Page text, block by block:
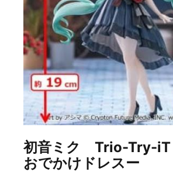
初音ミク Trio-Try-iT
おでかけドレスー